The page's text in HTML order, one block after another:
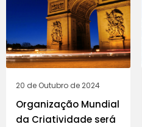
20 de Outubro de 2024
Organização Mundial
da Criatividade será